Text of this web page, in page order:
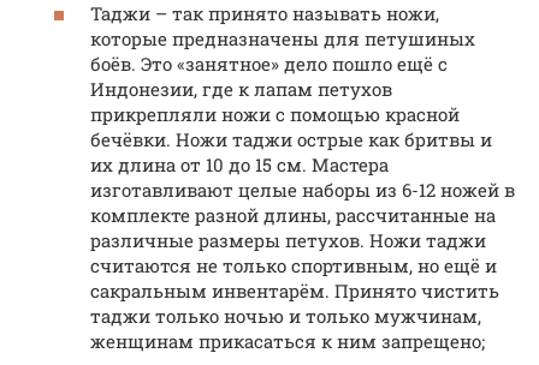
Таджи – так принято называть ножи,
которые предназначены для петушиных
боёв. Это «занятное» дело пошло ещё с
Индонезии, где к лапам петухов
прикрепляли ножи с помощью красной
бечёвки. Ножи таджи острые как бритвы и
их длина от 10 до 15 см. Мастера
изготавливают целые наборы из 6-12 ножей в
комплекте разной длины, рассчитанные на
различные размеры петухов. Ножи таджи
считаются не только спортивным, но ещё и
сакральным инвентарём. Принято чистить
таджи только ночью и только мужчинам,
женщинам прикасаться к ним запрещено;